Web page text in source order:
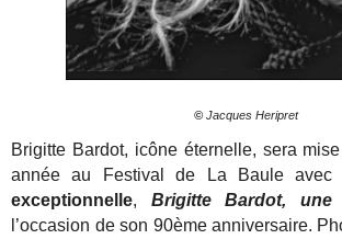
© Jacques Heripret
Brigitte Bardot, icône éternelle, sera
année au Festival de La Baule avec
exceptionnelle, Brigitte Bardot, une
l’occasion de son 90ème anniversaire.